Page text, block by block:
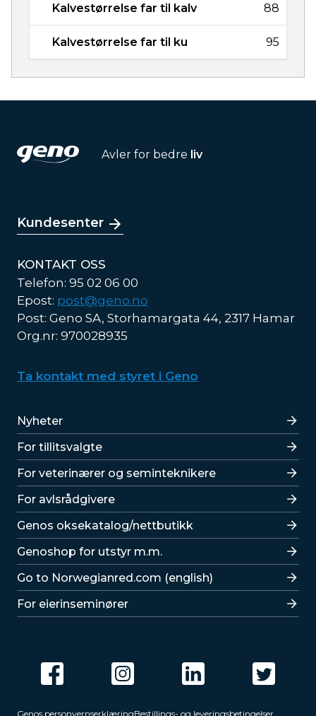
Kalvestørrelse far til kalv 88
Kalvestørrelse far til ku 95
Avler for bedre liv
Kundesenter
KONTAKT OSS
Telefon: 95 02 06 00
Epost: post@geno.no
Post: Geno SA, Storhamargata 44, 2317 Hamar
Org.nr: 970028935
Ta kontakt med styret i Geno
Lenker
Nyheter
For tillitsvalgte
For veterinærer og seminteknikere
For avlsrådgivere
Lenker
Genos oksekatalog/nettbutikk
Genoshop for utstyr m.m.
Go to Norwegianred.com (english)
For eierinseminører
Genos personvernserklæringBestillings- og leveringsbetingelser